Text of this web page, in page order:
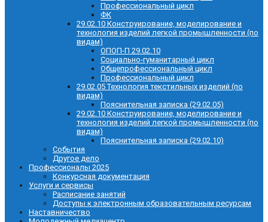
Профессиональный цикл
ФК
29.02.10 Конструирование, моделирование и
технология изделий легкой промышленности (по
видам)
ОПОП-П 29.02.10
Социально-гуманитарный цикл
Общепрофессиональный цикл
Профессиональный цикл
29.02.05 Технология текстильных изделий (по
видам)
Пояснительная записка (29.02.05)
29.02.10 Конструирование, моделирование и
технология изделий легкой промышленности (по
видам)
Пояснительная записка (29.02.10)
События
Другое дело
Профессионалы 2025
Конкурсная документация
Услуги и сервисы
Расписание занятий
Доступы к электронным образовательным ресурсам
Наставничество